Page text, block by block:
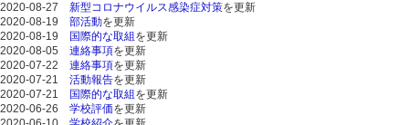
2020-08-27 新型コロナウイルス感染症対策を更新
2020-08-19 部活動を更新
2020-08-19
国際的な取組 を更新
2020-08-05 連絡事項を更新
2020-07-22 連絡事項を更新
2020-07-21 活動報告を更新
2020-07-21
国際的な取組 を更新
2020-06-26 学校評価を更新